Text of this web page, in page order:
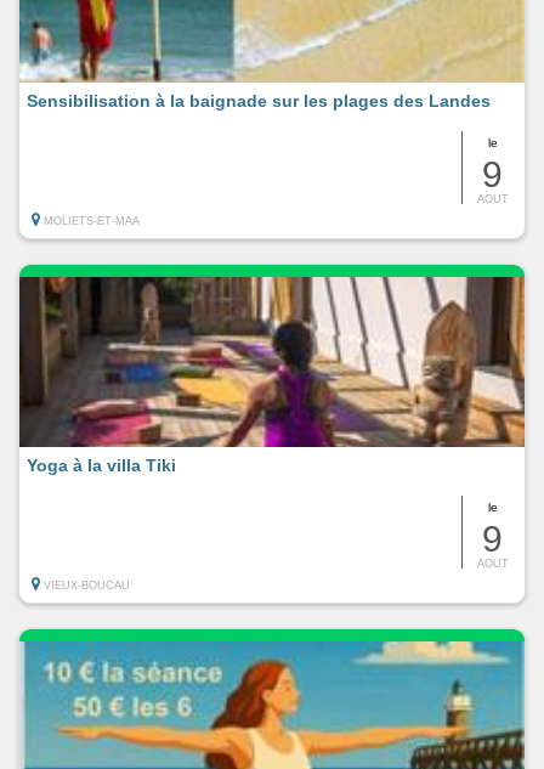
le
9
AOUT
Sensibilisation à la baignade sur les plages des Landes
MOLIETS-ET-MAA
le
9
AOUT
Yoga à la villa Tiki
VIEUX-BOUCAU